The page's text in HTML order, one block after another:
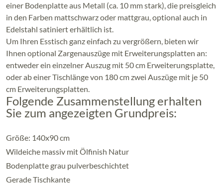
einer Bodenplatte aus Metall (ca. 10 mm stark), die preisgleich
in den Farben mattschwarz oder mattgrau, optional auch in
Edelstahl satiniert erhältlich ist.
Um Ihren Esstisch ganz einfach zu vergrößern, bieten wir
Ihnen optional Zargenauszüge mit Erweiterungsplatten an:
entweder ein einzelner Auszug mit 50 cm Erweiterungsplatte,
oder ab einer Tischlänge von 180 cm zwei Auszüge mit je 50
cm Erweiterungsplatten.
Folgende Zusammenstellung erhalten
Sie zum angezeigten Grundpreis:
Größe: 140x90 cm
Wildeiche massiv mit Ölfinish Natur
Bodenplatte grau pulverbeschichtet
Gerade Tischkante